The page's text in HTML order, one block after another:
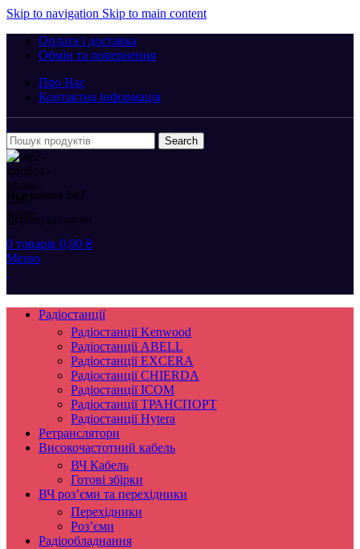
Skip to navigation Skip to main content
Оплата і доставка
Обмін та повернення
Про Нас
Контактна інформація
Search
Підтримка 24/7
38 (068) 445-00-98
0 товарів 0,00 ₴
Меню
Радіостанції
Радіостанції Kenwood
Радіостанції ABELL
Радіостанції EXCERA
Радіостанції CHIERDA
Радіостанції ICOM
Радіостанції ТРАНСПОРТ
Радіостанції Hytera
Ретранслятори
Високочастотний кабель
ВЧ Кабель
Готові збірки
ВЧ роз’єми та перехідники
Перехідники
Роз’єми
Радіообладнання